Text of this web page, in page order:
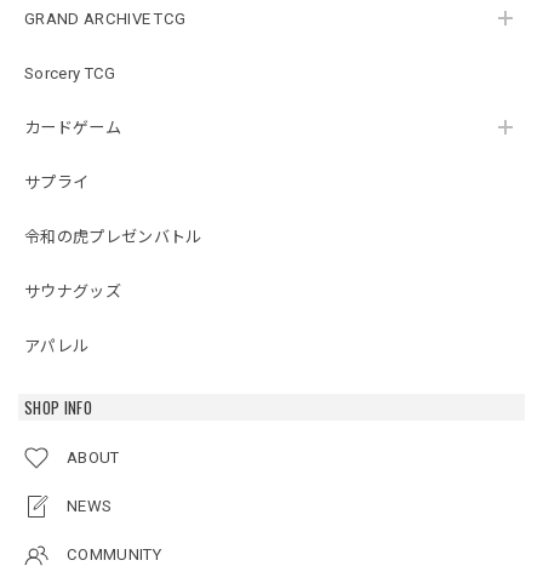
GRAND ARCHIVE TCG
Sorcery TCG
カードゲーム
サプライ
令和の虎プレゼンバトル
サウナグッズ
アパレル
SHOP INFO
ABOUT
NEWS
COMMUNITY